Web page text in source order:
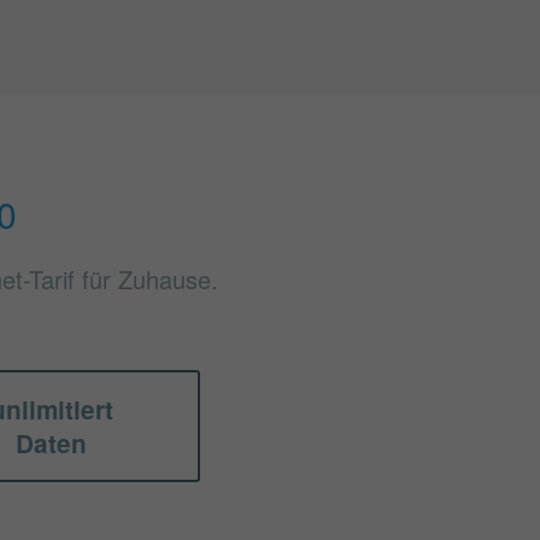
Tarif für Zuhause.
Daten